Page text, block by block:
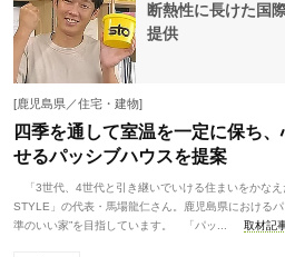
断熱性に長けた国
提供
[鹿児島県／住宅・建物]
四季を通して室温を一定に保ち
せるパッシブハウスを提案
「3世代、4世代と引き継いでいける住まいをかな
STYLE」の代表・馬場龍仁さん。鹿児島県における
準のいい家”を目指しています。 「パッ...
取材記